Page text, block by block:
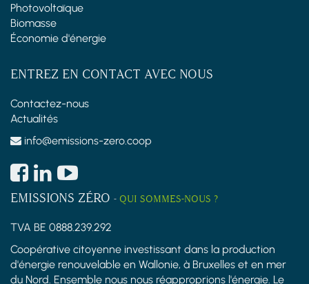
Photovoltaïque
Biomasse
Économie d'énergie
ENTREZ EN CONTACT AVEC NOUS
Contactez-nous
Actualités
info@emissions-zero.coop
EMISSIONS ZÉRO - QUI SOMMES-NOUS ?
TVA BE 0888.239.292
Coopérative citoyenne investissant dans la production
d'énergie renouvelable en Wallonie, à Bruxelles et en mer
du Nord. Ensemble nous nous réapproprions l'énergie. Le